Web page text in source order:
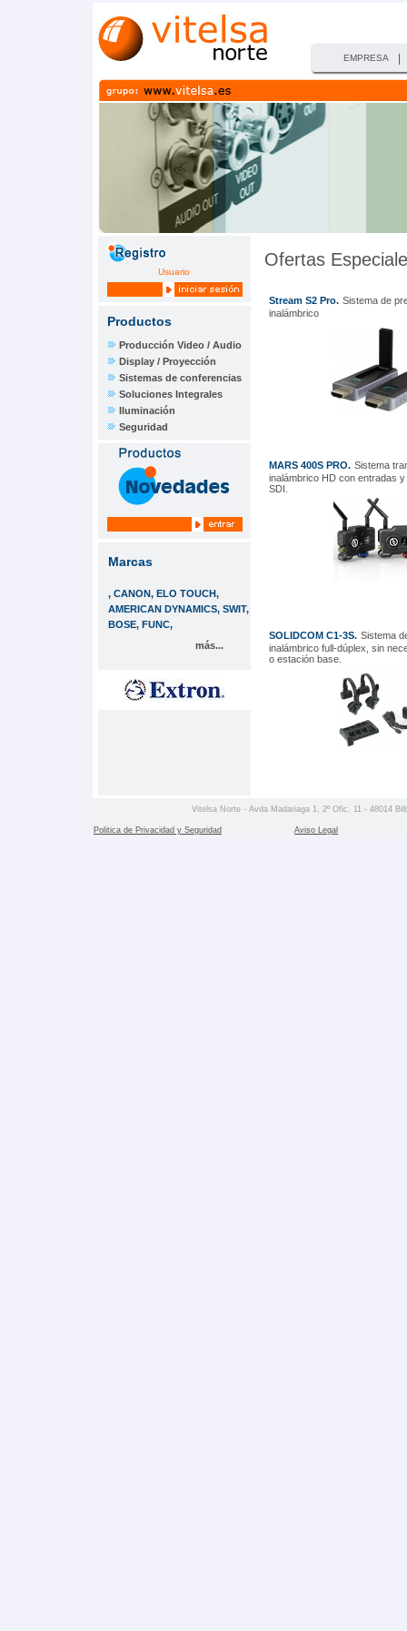
EMPRESA
Usuario
Productos
Producción Video / Audio
Display / Proyección
Sistemas de conferencias
Soluciones Integrales
Iluminación
Seguridad
Marcas
, CANON, ELO TOUCH,
AMERICAN DYNAMICS, SWIT,
BOSE, FUNC,
más...
Ofertas
Stream S2 Pro. Sistema de
inalámbrico
MARS 400S PRO. Sistema
inalámbrico HD con entradas
SDI.
SOLIDCOM C1-3S. Sistema
inalámbrico full-dúplex, sin
o estación base.
Vitelsa Norte - Avda Madariaga 1, 2º Ofic. 11 - 48014
Politica de Privacidad y Seguridad Aviso Legal